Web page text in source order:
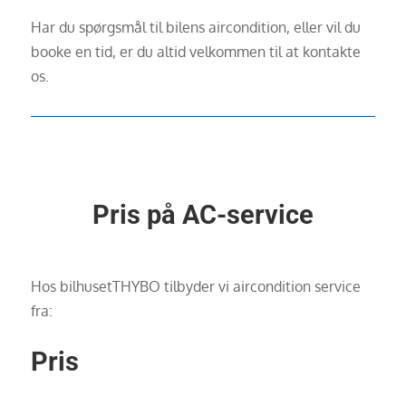
Har du spørgsmål til bilens aircondition, eller vil du
booke en tid, er du altid velkommen til at kontakte
os.
Pris på AC-service
Hos bilhusetTHYBO tilbyder vi aircondition service
fra:
Pris